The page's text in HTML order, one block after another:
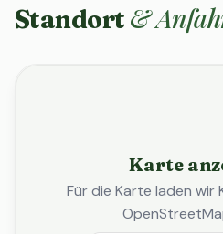
Standort &
Karte
Für die Karte laden wir